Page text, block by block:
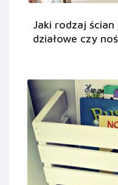
Jaki rodzaj
działowe czy